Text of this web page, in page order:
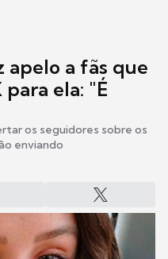
apelo a fãs que
ela: "É
os seguidores sobre os
enviando